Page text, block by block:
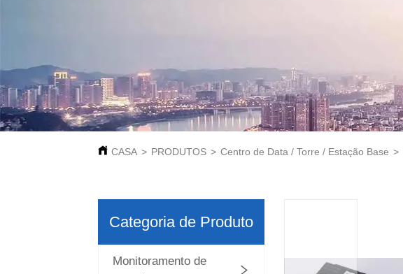
CASA > PRODUTOS > Centro de Data / Torre / Estação Base >
Categoria de Produto
Monitoramento de